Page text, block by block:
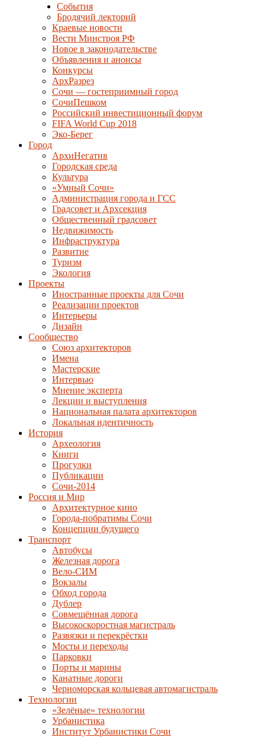
События
Бродячий лекторий
Краевые новости
Вести Минстроя РФ
Новое в законодательстве
Объявления и анонсы
Конкурсы
АрхРазрез
Сочи — гостеприимный город
СочиПешком
Российский инвестиционный форум
FIFA World Cup 2018
Эко-Берег
Город
АрхиНегатив
Городская среда
Культура
«Умный Сочи»
Администрация города и ГСС
Градсовет и Архсекция
Общественный градсовет
Недвижимость
Инфраструктура
Развитие
Туризм
Экология
Проекты
Иностранные проекты для Сочи
Реализации проектов
Интерьеры
Дизайн
Сообщество
Союз архитекторов
Имена
Мастерские
Интервью
Мнение эксперта
Лекции и выступления
Национальная палата архитекторов
Локальная идентичность
История
Археология
Книги
Прогулки
Публикации
Сочи-2014
Россия и Мир
Архитектурное кино
Города-побратимы Сочи
Концепции будущего
Транспорт
Автобусы
Железная дорога
Вело-СИМ
Вокзалы
Обход города
Дублер
Совмещённая дорога
Высокоскоростная магистраль
Развязки и перекрёстки
Мосты и переходы
Парковки
Порты и марины
Канатные дороги
Черноморская кольцевая автомагистраль
Технологии
«Зелёные» технологии
Урбанистика
Институт Урбанистики Сочи